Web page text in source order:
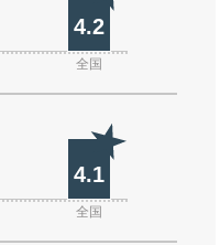
4.2
全国
4.1
全国